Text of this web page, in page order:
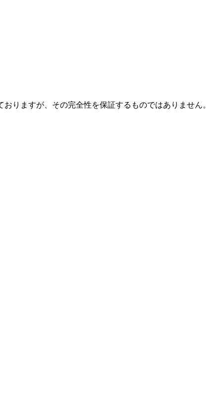
りますが、その完全性を保証するものではありません。